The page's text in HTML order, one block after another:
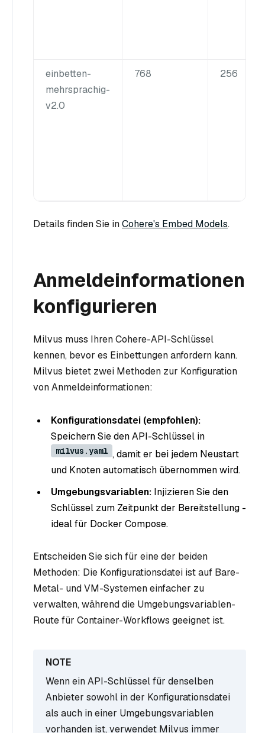
einbetten-
mehrsprachig-
v2.0
768 256
Details finden Sie inCohere's Embed Models.
Anmeldeinformationen
konfigurieren
Milvus muss Ihren Cohere-API-Schlüssel
kennen, bevor es Einbettungen anfordern kann.
Milvus bietet zwei Methoden zur Konfiguration
von Anmeldeinformationen:
Konfigurationsdatei (empfohlen):
Speichern Sie den API-Schlüssel in
milvus.yaml , damit er bei jedem Neustart
und Knoten automatisch übernommen wird.
Umgebungsvariablen: Injizieren Sie den
Schlüssel zum Zeitpunkt der Bereitstellung -
ideal für Docker Compose.
Entscheiden Sie sich für eine der beiden
Methoden: Die Konfigurationsdatei ist auf Bare-
Metal- und VM-Systemen einfacher zu
verwalten, während die Umgebungsvariablen-
Route für Container-Workflows geeignet ist.
Wenn ein API-Schlüssel für denselben
Anbieter sowohl in der Konfigurationsdatei
als auch in einer Umgebungsvariablen
vorhanden ist, verwendet Milvus immer